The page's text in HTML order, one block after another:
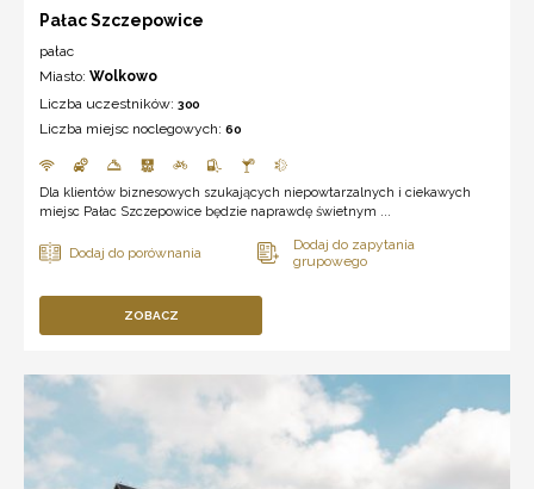
Pałac Szczepowice
pałac
Miasto: Wolkowo
Liczba uczestników: 300
Liczba miejsc noclegowych: 60
Dla klientów biznesowych szukających niepowtarzalnych i ciekawych
miejsc Pałac Szczepowice będzie naprawdę świetnym ...
ZOBACZ